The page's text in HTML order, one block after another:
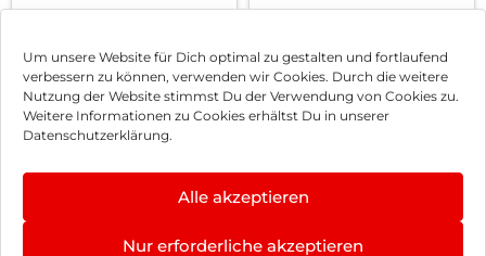
Um unsere Website für Dich optimal zu gestalten und fortlaufend
verbessern zu können, verwenden wir Cookies. Durch die weitere
Nutzung der Website stimmst Du der Verwendung von Cookies zu.
Weitere Informationen zu Cookies erhältst Du in unserer
Datenschutzerklärung.
Alle akzeptieren
Nur erforderliche akzeptieren
1 2 3 … 26 Nächste
Impressum